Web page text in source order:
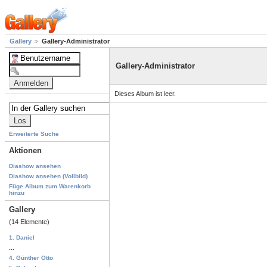
Gallery Gallery-Administrator
Erweiterte Suche
Aktionen
Diashow ansehen
Diashow ansehen (Vollbild)
Füge Album zum Warenkorb
hinzu
Gallery
(14 Elemente)
1. Daniel
4. Günther Otto
Gallery-Administrator
Dieses Album ist leer.